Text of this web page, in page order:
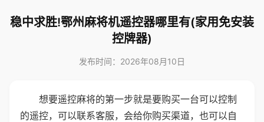
稳中求胜!鄂州麻将机遥控器哪里有(家用免安装
控牌器)
发布时间：2026年08月10日
想要遥控麻将的第一步就是要购买一台可以控制
的遥控，可以联系客服，会给你购买渠道，也可以自